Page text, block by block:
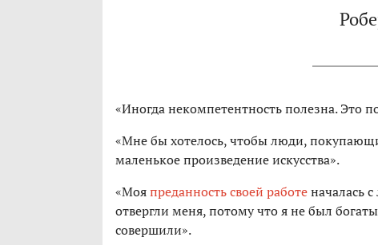
«Иногда некомпетентность полезна. Это
«Мне бы хотелось, чтобы люди,
маленькое произведение искусства».
«Мояпреданность своей работеначалась
отвергли меня, потому что я не был
совершили».